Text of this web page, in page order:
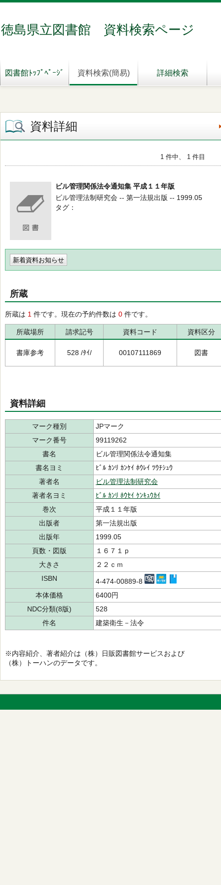
徳島県立図書館 資料検索ページ
図書館ﾄｯﾌﾟﾍﾟｰｼﾞ 資料検索(簡易) 詳細検索
資料詳細
1 件中、 1 件目
ビル管理関係法令通知集 平成１１年版
ビル管理法制研究会 -- 第一法規出版 -- 1999.05
タグ
新着資料お知らせ
所蔵
所蔵は 1 件です。現在の予約件数は 0 件です。
所蔵場所 請求記号 資料コード 資料区分
書庫参考 528 /ﾀｲ/ 00107111869 図書
資料詳細
マーク種別
JPマーク
マーク番号
99119262
書名
ビル管理関係法令通知集
書名ヨミ
ﾋﾞﾙ ｶﾝﾘ ｶﾝｹｲ ﾎｳﾚｲ ﾂｳﾁｼｭｳ
著者名
ビル管理法制研究会
著者名ヨミ
ﾋﾞﾙ ｶﾝﾘ ﾎｳｾｲ ｹﾝｷｭｳｶｲ
巻次
平成１１年版
出版者
第一法規出版
出版年
1999.05
頁数・図版
１６７１ｐ
大きさ
２２ｃｍ
ISBN
4-474-00889-8
本体価格
6400円
NDC分類(8版)
528
件名
建築衛生－法令
※内容紹介、著者紹介は（株）日販図書館サービスおよび
（株）トーハンのデータです。